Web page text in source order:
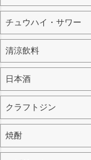
チュウハイ・サワー
清涼飲料
日本酒
クラフトジン
焼酎